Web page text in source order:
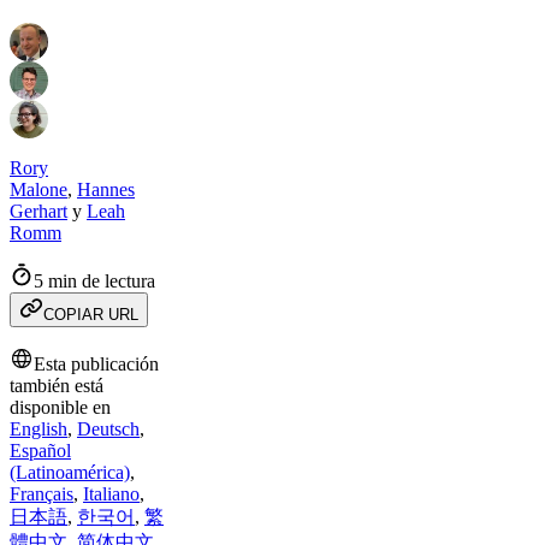
Rory
Malone, Hannes
Gerhart y Leah
Romm
5 min de lectura
COPIAR URL
Esta publicación
también está
disponible en
English, Deutsch,
Español
(Latinoamérica),
Français, Italiano,
日本語, 한국어 , 繁